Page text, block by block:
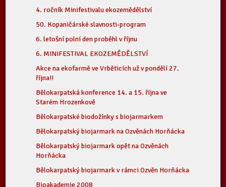
4. ročník Minifestivalu ekozemědělství
50. Kopaničárské slavnosti-program
6. letošní polní den proběhl v říjnu
6. MINIFESTIVAL EKOZEMĚDĚLSTVÍ
Akce na ekofarmě ve Vrběticích už v pondělí 27.
října!!
Bělokarpatská konference 14. a 15. října ve
Starém Hrozenkově
Bělokarpatské biodožínky s biojarmarkem
Bělokarpatský biojarmark na Ozvěnách Horňácka
Bělokarpatský biojarmark opět na Ozvěnách
Horňácka
Bělokarpatský biojarmark v rámci Ozvěn Horňácka
Bioakademie 2008